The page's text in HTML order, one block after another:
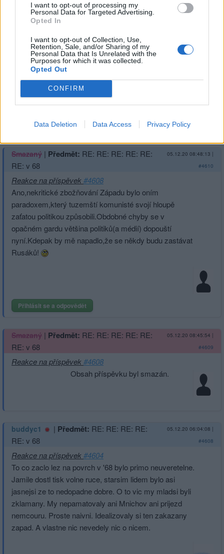
I want to opt-out of processing my
Personal Data for Targeted Advertising.
Opted In
I want to opt-out of Collection, Use,
Retention, Sale, and/or Sharing of my
Personal Data that Is Unrelated with the
Purposes for which it was collected.
Opted Out
CONFIRM
Data Deletion Data Access Privacy Policy
RE: RE: v 68
Reakce na příspěvek
Mě taky. Až v posledních letech jsem se Rusku
přiblížila, diky několika skvělým lidem, kteří mi mnohé
ukázali. Teď mám Rusko radši, nez Ameriku. Ale kde
bych chtěla skutecne zit, to nevim.
Přihlásit se a odpovědět #4610
Smazaný | Předmět: RE: RE: RE: RE: RE:
RE: v 68
05.12.20 08:48:13 |
#4610
Reakce na příspěvek#4608
Ano,nekritické zbožňování Západu bylo oním
paradoxem,který tuzemští komunisté svojí hloupě
zaťatou politikou způsobili.Obdobné chyby se v
opačném gardu většina politiků(a médií) dopouští
nyní.Kdepak by mě napadlo,že se někdy budu zastávat
Rusáků!
Přihlásit se a odpovědět
Smazaný | Předmět: RE: RE: RE: RE: RE:
RE: v 68
05.12.20 08:45:54 |
#4609
Reakce na příspěvek#4608
Obsah příspěvku byl smazán.
buddyc1 | Předmět: RE: RE: RE: RE:
RE: v 68
05.12.20 06:04:08 |
#4608
Reakce na příspěvek#4604
To co zaclo lez na povrch v '68 bylo primo neuveretelne.
Jamile dostl tisk volne ruce, starsim lidem bylo asi
jasnejsi ze to nedopadne dobre. O to vic my mladsi byli
zklamany. My nepamatovaly ani Mnichov ani prijezd
nemcouru. Proste naivni. Idealizovaly si ten zakazany
zapad. A vlastne nic nevedely nic o nicem.